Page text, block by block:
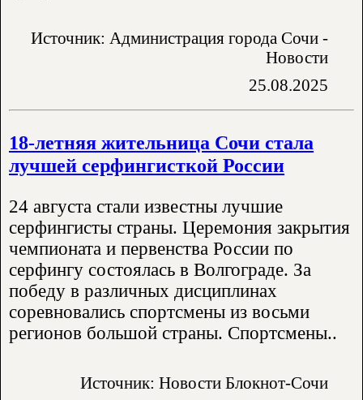
Источник: Администрация города Сочи -
Новости
25.08.2025
18-летняя жительница Сочи стала
лучшей серфингисткой России
24 августа стали известны лучшие
серфингисты страны. Церемония закрытия
чемпионата и первенства России по
серфингу состоялась в Волгограде. За
победу в различных дисциплинах
соревновались спортсмены из восьми
регионов большой страны. Спортсмены..
Источник: Новости Блокнот-Сочи